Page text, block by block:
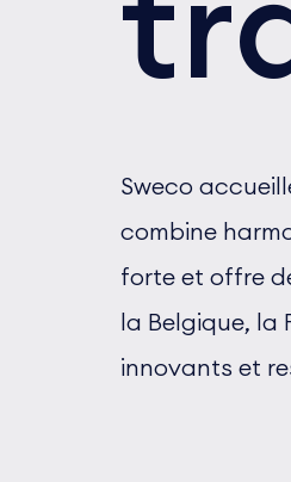
Sweco
combine
forte et offre
la Belgique,
innovants et